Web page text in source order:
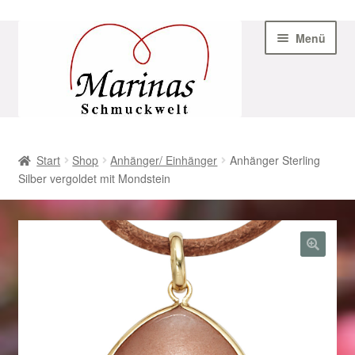
Navigation
Menü
AGB
Beispiel-Seite
Geschenke zu Ostern 2023
Geschenke zu Ostern 2024
Start Shop Anhänger/ Einhänger
Anhänger Sterling
Silber vergoldet mit Mondstein